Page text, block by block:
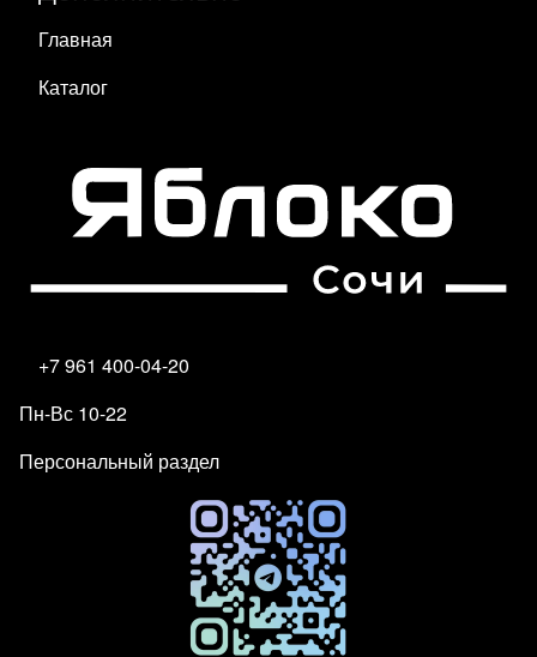
Главная
Каталог
+7 961 400-04-20
Пн-Вс 10-22
Персональный раздел